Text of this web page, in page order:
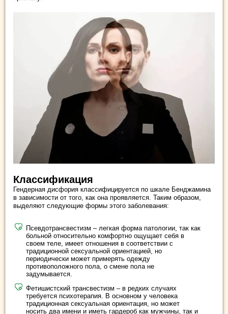
Классификация
Гендерная дисфория классифицируется по шкале Бенджамина
в зависимости от того, как она проявляется. Таким образом,
выделяют следующие формы этого заболевания:
Псевдотрансвестизм – легкая форма патологии, так как
больной относительно комфортно ощущает себя в
своем теле, имеет отношения в соответствии с
традиционной сексуальной ориентацией, но
периодически может примерять одежду
противоположного пола, о смене пола не
задумывается.
Фетишистский трансвестизм – в редких случаях
требуется психотерапия. В основном у человека
традиционная сексуальная ориентация, но может
носить два имени и иметь гардероб как мужчины, так и